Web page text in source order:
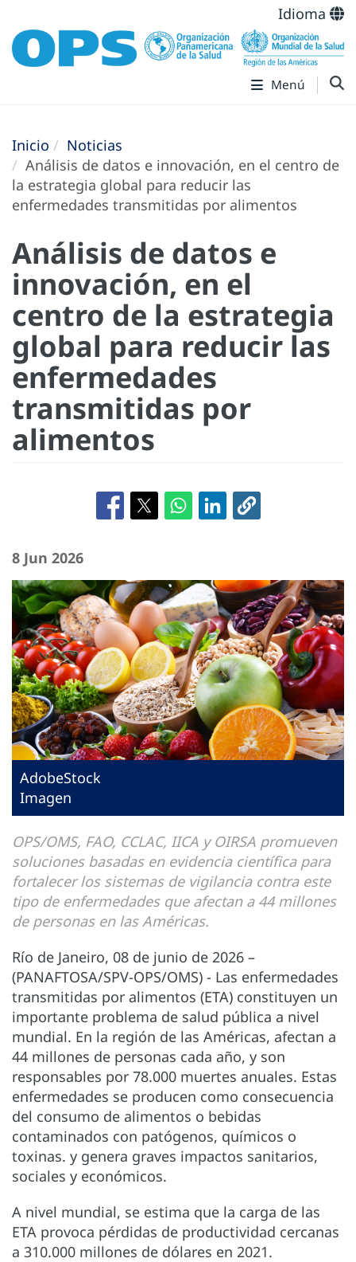
Idioma
Menú
Inicio
Noticias
Análisis de datos e innovación, en el centro de
la estrategia global para reducir las
enfermedades transmitidas por alimentos
Análisis de datos e
innovación, en el
centro de la estrategia
global para reducir las
enfermedades
transmitidas por
alimentos
8 Jun 2026
AdobeStock
Imagen
OPS/OMS, FAO, CCLAC, IICA y OIRSA promueven
soluciones basadas en evidencia científica para
fortalecer los sistemas de vigilancia contra este
tipo de enfermedades que afectan a 44 millones
de personas en las Américas.
Río de Janeiro, 08 de junio de 2026 –
(PANAFTOSA/SPV-OPS/OMS) - Las enfermedades
transmitidas por alimentos (ETA) constituyen un
importante problema de salud pública a nivel
mundial. En la región de las Américas, afectan a
44 millones de personas cada año, y son
responsables por 78.000 muertes anuales. Estas
enfermedades se producen como consecuencia
del consumo de alimentos o bebidas
contaminados con patógenos, químicos o
toxinas. y genera graves impactos sanitarios,
sociales y económicos.
A nivel mundial, se estima que la carga de las
ETA provoca pérdidas de productividad cercanas
a 310.000 millones de dólares en 2021.